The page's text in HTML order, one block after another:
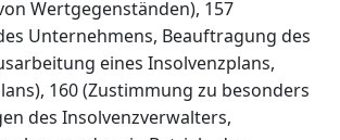
Wertgegenständen), 157
Unternehmens, Beauftragung des
eines Insolvenzplans,
160 (Zustimmung zu besonders
des Insolvenzverwalters,